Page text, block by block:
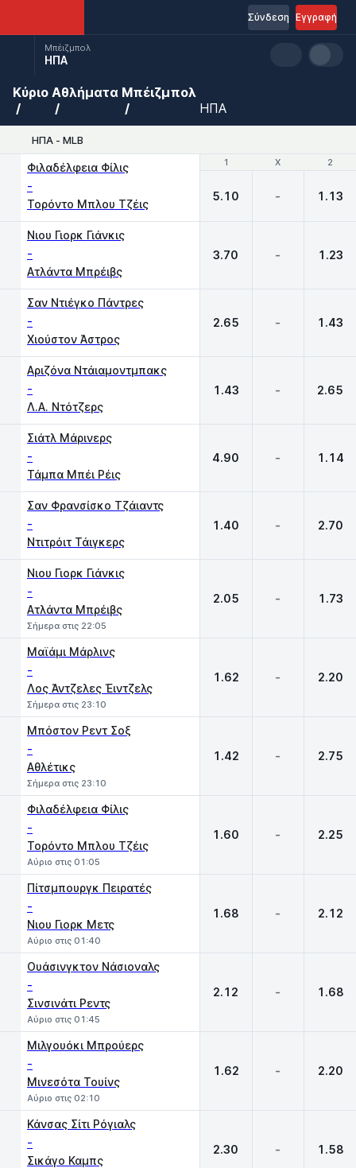
Εγγραφή
Σύνδεση
Μπέιζμπολ
ΗΠΑ
Κύριο Αθλήματα Μπέιζμπολ
ΗΠΑ
ΗΠΑ - MLB
1 X 2
Φιλαδέλφεια Φίλις
-
Τορόντο Μπλου Τζέις
1 X 2
5.10 - 1.13
Νιου Γιορκ Γιάνκις
-
Ατλάντα Μπρέιβς
3.70 - 1.23
Σαν Ντιέγκο Πάντρες
-
Χιούστον Άστρος
2.65 - 1.43
Αριζόνα Ντάιαμοντμπακς
-
Λ.Α. Ντότζερς
1.43 - 2.65
Σιάτλ Μάρινερς
-
Τάμπα Μπέι Ρέις
4.90 - 1.14
Σαν Φρανσίσκο Τζάιαντς
-
Ντιτρόιτ Τάιγκερς
1.40 - 2.70
Νιου Γιορκ Γιάνκις
-
Ατλάντα Μπρέιβς
Σήμερα στις 22:05
2.05 - 1.73
Μαϊάμι Μάρλινς
-
Λος Άντζελες Έιντζελς
Σήμερα στις 23:10
1.62 - 2.20
Μπόστον Ρεντ Σοξ
-
Αθλέτικς
Σήμερα στις 23:10
1.42 - 2.75
Φιλαδέλφεια Φίλις
-
Τορόντο Μπλου Τζέις
Αύριο στις 01:05
1.60 - 2.25
Πίτσμπουργκ Πειρατές
-
Νιου Γιορκ Μετς
Αύριο στις 01:40
1.68 - 2.12
Ουάσινγκτον Νάσιοναλς
-
Σινσινάτι Ρεντς
Αύριο στις 01:45
2.12 - 1.68
Μιλγουόκι Μπρούερς
-
Μινεσότα Τουίνς
Αύριο στις 02:10
1.62 - 2.20
Κάνσας Σίτι Ρόγιαλς
-
Σικάγο Καμπς
2.30 - 1.58